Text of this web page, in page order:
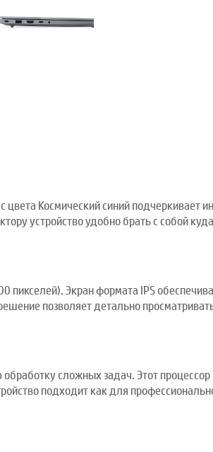
Космический синий подчеркивает
устройство удобно брать с собой
Экран формата IPS
позволяет детально
сложных задач. Этот процессор
подходит как для